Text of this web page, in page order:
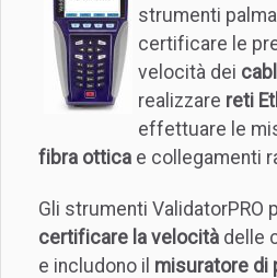
strumenti
certificare le
velocità dei
realizzare reti
effettuare le
fibra ottica e collegamenti
Gli strumenti ValidatorPRO
certificare la velocità delle
e includono il misuratore di